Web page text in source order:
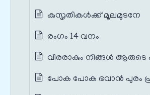
കുസൃതികള്‍ക്ക് മൂലമുടനേ
രംഗം 14 വനം
വീരരാകും നിങ്ങള്‍ ആരുടെ
പോക പോക ഭവാന്‍ പുരം